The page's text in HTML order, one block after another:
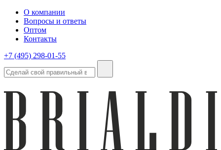
О компании
Вопросы и ответы
Оптом
Контакты
+7 (495) 298-01-55